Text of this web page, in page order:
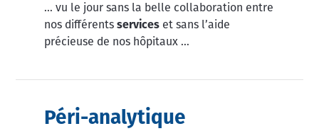
… vu le jour sans la belle collaboration entre
nos différentsservices et sans l’aide
précieuse de nos hôpitaux …
Péri-analytique